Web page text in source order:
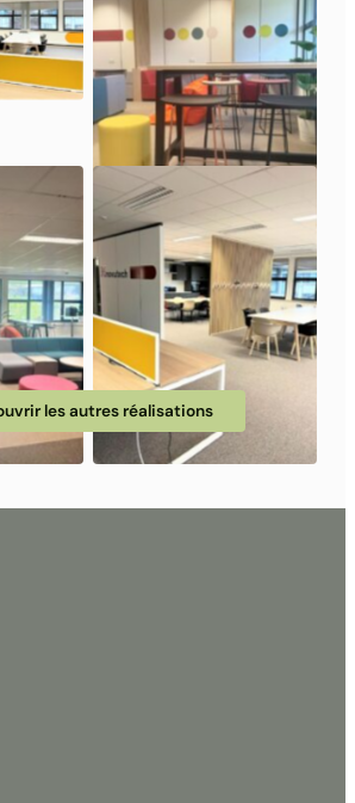
les autres réalisations